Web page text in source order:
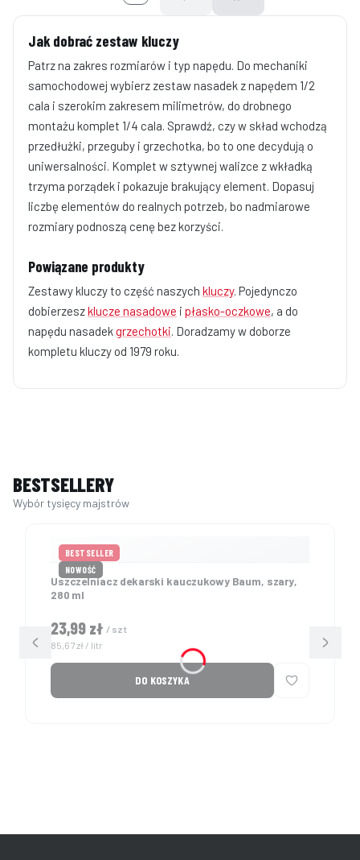
Jak dobrać zestaw kluczy
Patrz na zakres rozmiarów i typ napędu. Do mechaniki
samochodowej wybierz zestaw nasadek z napędem 1/2
cala i szerokim zakresem milimetrów, do drobnego
montażu komplet 1/4 cala. Sprawdź, czy w skład wchodzą
przedłużki, przeguby i grzechotka, bo to one decydują o
uniwersalności. Komplet w sztywnej walizce z wkładką
trzyma porządek i pokazuje brakujący element. Dopasuj
liczbę elementów do realnych potrzeb, bo nadmiarowe
rozmiary podnoszą cenę bez korzyści.
Powiązane produkty
Zestawy kluczy to część naszych kluczy. Pojedynczo
dobierzeszklucze nasadowe i płasko-oczkowe, a do
napędu nasadekgrzechotki. Doradzamy w doborze
kompletu kluczy od 1979 roku.
BESTSELLERY
BESTSELLER
NOWOŚĆ
Uszczelniacz dekarski kauczukowy Baum, szary,
280 ml
Cena
23,99 zł / szt
Cena jednostkowa
85,67 zł / litr
DO KOSZYKA